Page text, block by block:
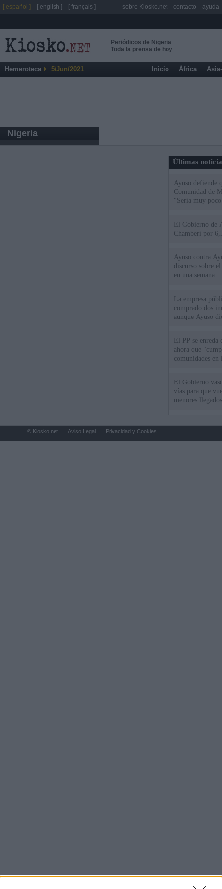
Periódicos de Nigeria
Toda la prensa de hoy
Hemeroteca 5/Jun/2021 Inicio África
Nigeria
Últimas
Ayuso defiende
Comunidad de
"Sería muy
El Gobierno de
Chamberí por
Ayuso contra
discurso sobre
en una semana
La empresa
comprado dos
aunque Ayuso
El PP se
ahora que
comunidades en
El Gobierno
vías para que
menores
[ español ] [ english ] [ français ] sobre Kiosko.net contacto ayuda
© Kiosko.net Aviso Legal Privacidad y Cookies